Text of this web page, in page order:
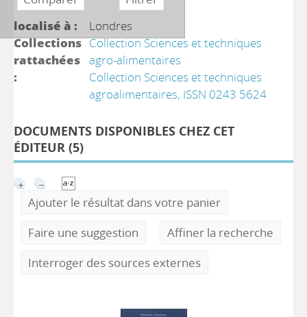
localisé à :
Londres
Collections
rattachées
:
Collection Sciences et techniques
agro-alimentaires
Collection Sciences et techniques
agroalimentaires, ISSN 0243 5624
DOCUMENTS DISPONIBLES CHEZ CET
ÉDITEUR (5)
Ajouter le résultat dans votre panier
Faire une suggestion
Affiner la recherche
Interroger des sources externes